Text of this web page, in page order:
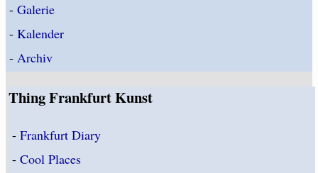
- Galerie
- Kalender
- Archiv
Thing Frankfurt Kunst
-Frankfurt Diary
-Cool Places